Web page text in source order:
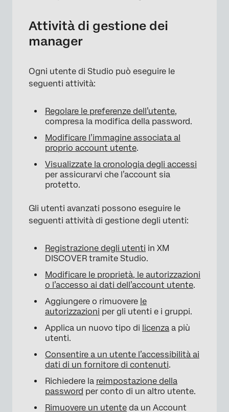
Attività di gestione dei
manager
Ogni utente di Studio può eseguire le
seguenti attività:
Regolare le preferenze dell’utente,
compresa la modifica della password.
Modificare l’immagine associata al
proprio account utente.
Visualizzate la cronologia degli accessi
per assicurarvi che l’account sia
protetto.
Gli utenti avanzati possono eseguire le
seguenti attività di gestione degli utenti:
Registrazione degli utenti in XM
DISCOVER tramite Studio.
Modificare le proprietà, le autorizzazioni
o l’accesso ai dati dell’account utente.
Aggiungere o rimuovere le
autorizzazioni per gli utenti e i gruppi.
Applica un nuovo tipo di licenza a più
utenti.
Consentire a un utente l’accessibilità ai
dati di un fornitore di contenuti.
Richiedere la reimpostazione della
password per conto di un altro utente.
Rimuovere un utente da un Account